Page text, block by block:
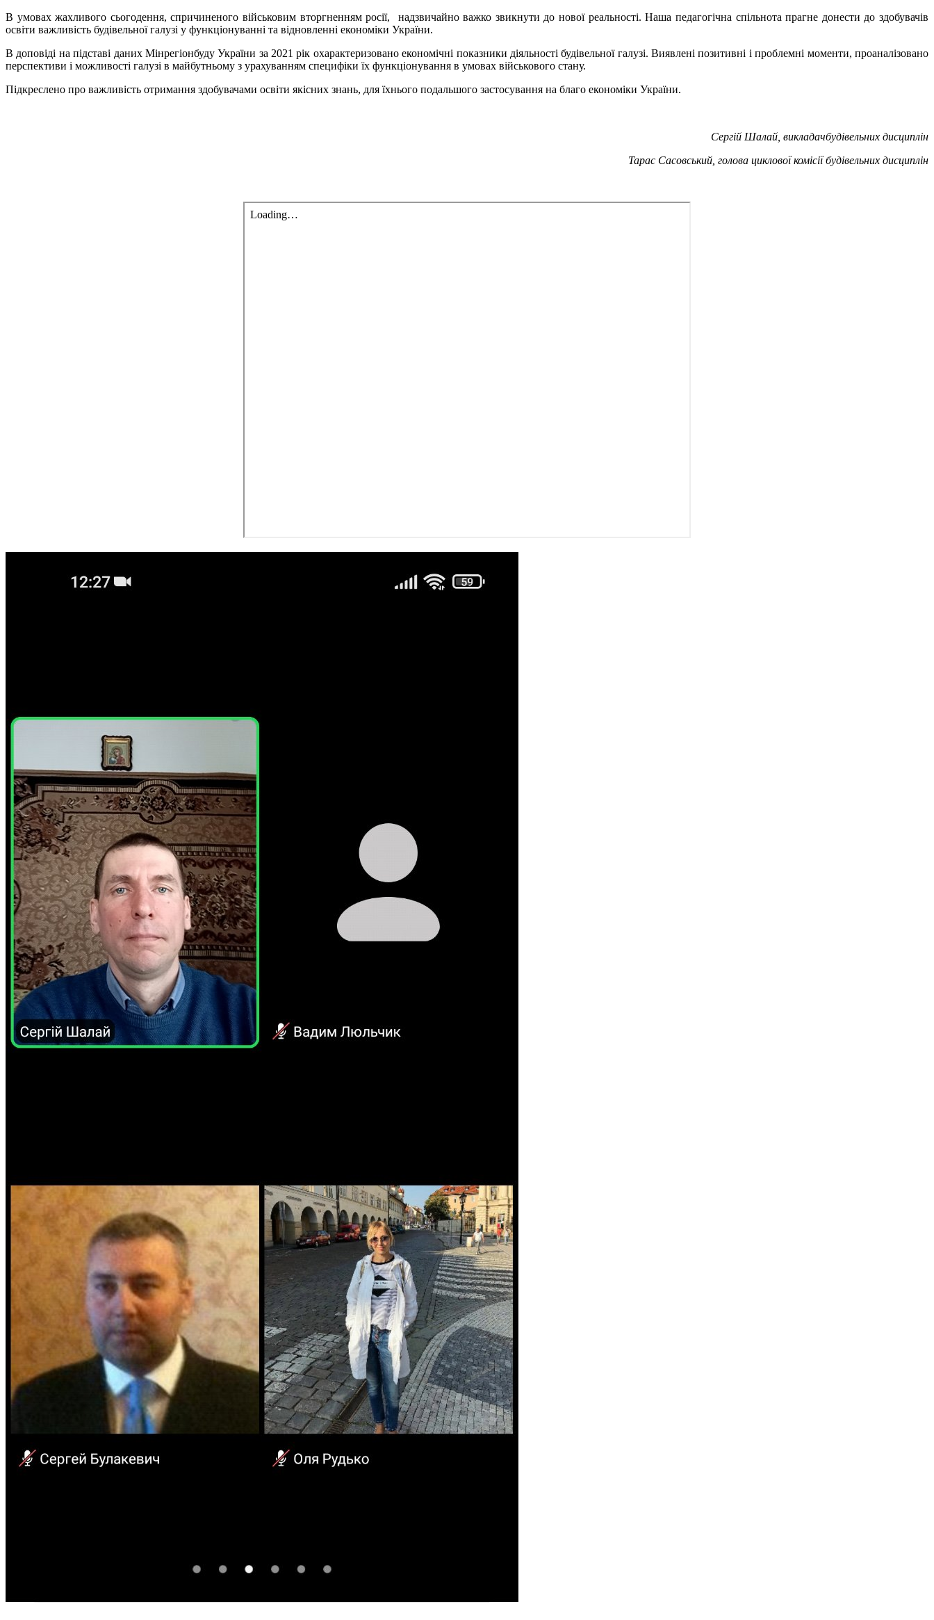
В умовах жахливого сьогодення, спричиненого військовим вторгненням росії, надзвичайно важко звикнути до нової реальності. Наша педагогічна спільнота прагне донести до здобувачів
освіти важливість будівельної галузі у функціонуванні та відновленні економіки України.
В доповіді на підставі даних Мінрегіонбуду України за 2021 рік охарактеризовано економічні показники діяльності будівельної галузі. Виявлені позитивні і проблемні моменти, проаналізовано
перспективи і можливості галузі в майбутньому з урахуванням специфіки їх функціонування в умовах військового стану.
Підкреслено про важливість отримання здобувачами освіти якісних знань, для їхнього подальшого застосування на благо економіки України.
Сергій Шалай викладачбудівельних дисциплін
Тарас Сасовський , голова циклової комісіїбудівельних дисциплін